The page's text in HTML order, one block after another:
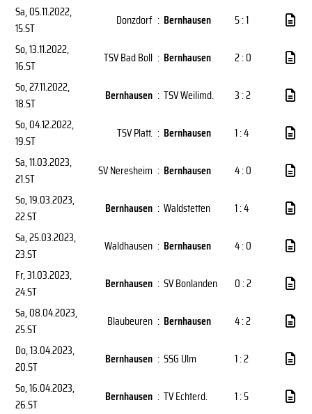
Sa, 05.11.2022,
15.ST
Donzdorf : Bernhausen
5 : 1
So, 13.11.2022,
16.ST
TSV Bad Boll : Bernhausen
2 : 0
So, 27.11.2022,
18.ST
Bernhausen : TSV Weilimd.
3 : 2
So, 04.12.2022,
19.ST
TSV Platt. : Bernhausen
1 : 4
Sa, 11.03.2023,
21.ST
SV Neresheim : Bernhausen
4 : 0
So, 19.03.2023,
22.ST
Bernhausen : Waldstetten
1 : 4
Sa, 25.03.2023,
23.ST
Waldhausen : Bernhausen
4 : 0
Fr, 31.03.2023,
24.ST
Bernhausen : SV Bonlanden
0 : 2
Sa, 08.04.2023,
25.ST
Blaubeuren : Bernhausen
4 : 2
Do, 13.04.2023,
20.ST
Bernhausen : SSG Ulm
1 : 2
So, 16.04.2023,
26.ST
Bernhausen : TV Echterd.
1 : 5